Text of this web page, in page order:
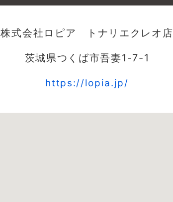
株式会社ロピア トナリエクレオ店
茨城県つくば市吾妻1-7-1
https://lopia.jp/